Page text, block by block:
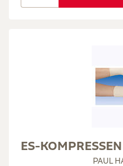
ES-
PAUL